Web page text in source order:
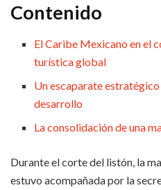
Contenido
El Caribe Mexicano en el
turística global
Un escaparate
desarrollo
La consolidación de una
Durante el corte del listón, la
estuvo acompañada por la